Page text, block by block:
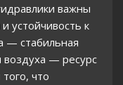
важны
устойчивость к
— стабильная
воздуха — ресурс
что